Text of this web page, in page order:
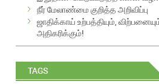
நீர் மேலாண்மை குறித்த அறிவிப்பு
ஜாதிக்காய் உற்பத்தியும்,
அதிகரிக்கும்!
TAGS